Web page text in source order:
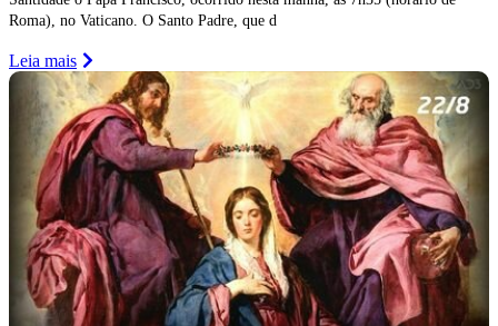
Roma), no Vaticano. O Santo Padre, que d
Leia mais